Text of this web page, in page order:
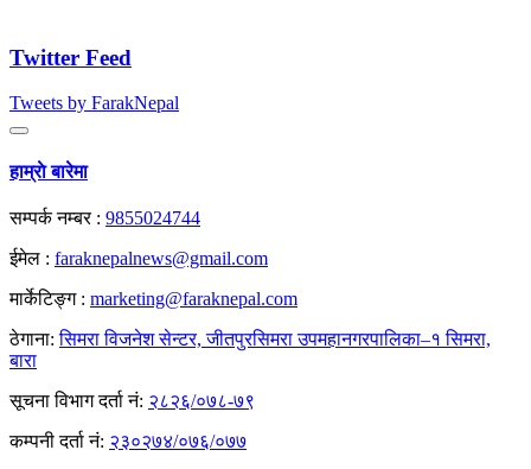
Twitter Feed
Tweets by FarakNepal
हाम्राे बारेमा
सम्पर्क नम्बर : 9855024744
ईमेल : faraknepalnews@gmail.com
मार्केटिङ्ग : marketing@faraknepal.com
ठेगाना:सिमरा विजनेश सेन्टर, जीतपुरसिमरा उपमहानगरपालिका–१ सिमरा,
बारा
सूचना विभाग दर्ता नं: २८२६/०७८-७९
कम्पनी दर्ता नं: २३०२७४/०७६/०७७